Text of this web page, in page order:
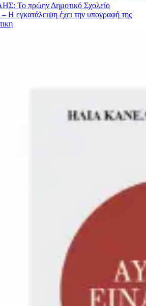
Το πρώην Δημοτικό Σχολείο
Η εγκατάλειψη έχει την υπογραφή της